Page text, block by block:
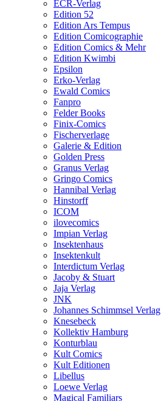
ECR-Verlag
Edition 52
Edition Ars Tempus
Edition Comicographie
Edition Comics & Mehr
Edition Kwimbi
Epsilon
Erko-Verlag
Ewald Comics
Fanpro
Felder Books
Finix-Comics
Fischerverlage
Galerie & Edition
Golden Press
Granus Verlag
Gringo Comics
Hannibal Verlag
Hinstorff
ICOM
ilovecomics
Impian Verlag
Insektenhaus
Insektenkult
Interdictum Verlag
Jacoby & Stuart
Jaja Verlag
JNK
Johannes Schimmsel Verlag
Knesebeck
Kollektiv Hamburg
Konturblau
Kult Comics
Kult Editionen
Libellus
Loewe Verlag
Magical Familiars